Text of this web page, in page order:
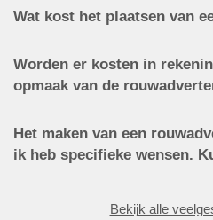
Wat kost het plaatsen van
Worden er kosten in
opmaak van de
Het maken van een
ik heb specifieke wensen.
Bekijk alle